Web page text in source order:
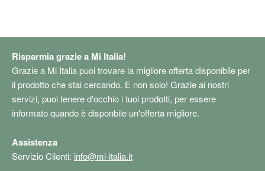
Risparmia grazie a Mi Italia!
Grazie a Mi Italia puoi trovare la migliore offerta disponibile per
il prodotto che stai cercando. E non solo! Grazie ai nostri
servizi, puoi tenere d'occhio i tuoi prodotti, per essere
informato quando è disponbile un'offerta migliore.
Assistenza
Servizio Clienti: info@mi-italia.it